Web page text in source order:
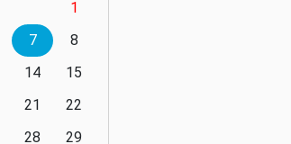
не будет
все
1
7
8
14
15
21
22
28
29